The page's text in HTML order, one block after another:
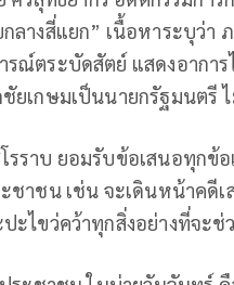
ลางสี่แยก” เนื้อหาระบุว่
รณ์ตระบัดสัตย์ แสดงอากา
ยเกษมเป็นนายกรัฐมนตรี
ราบ ยอมรับข้อเสนอทุกข้
ชาชน เช่น จะเดินหน้าคดีเ
ะไขว่คว้าทุกสิ่งอย่างที่จะช่